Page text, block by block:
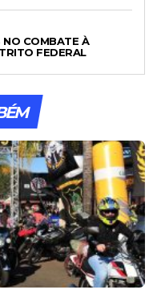
NO COMBATE À
FEDERAL